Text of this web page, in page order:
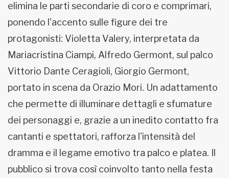
elimina le parti secondarie di coro e comprimari,
ponendo l'accento sulle figure dei tre
protagonisti: Violetta Valery, interpretata da
Mariacristina Ciampi, Alfredo Germont, sul palco
Vittorio Dante Ceragioli, Giorgio Germont,
portato in scena da Orazio Mori. Un adattamento
che permette di illuminare dettagli e sfumature
dei personaggi e, grazie a un inedito contatto fra
cantanti e spettatori, rafforza l'intensità del
dramma e il legame emotivo tra palco e platea. Il
pubblico si trova così coinvolto tanto nella festa